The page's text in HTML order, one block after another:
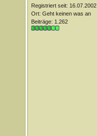
Registriert seit: 16.07.2002
Ort: Geht keinen was an
Beiträge: 1.262